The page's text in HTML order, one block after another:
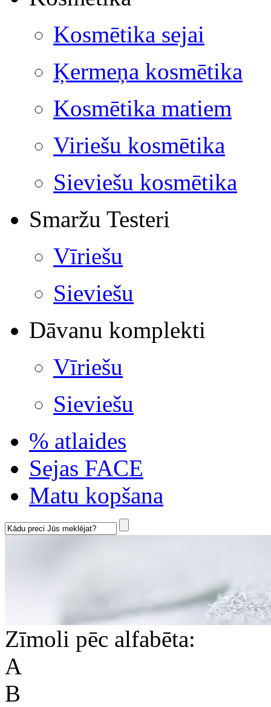
Kosmētika sejai
Ķermeņa kosmētika
Kosmētika matiem
Viriešu kosmētika
Sieviešu kosmētika
Smaržu Testeri
Vīriešu
Sieviešu
Dāvanu komplekti
Vīriešu
Sieviešu
% atlaides
Sejas FACE
Matu kopšana
Zīmoli pēc alfabēta:
A
B